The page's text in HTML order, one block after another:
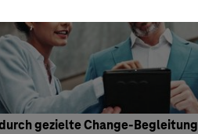
gezielte Change-Begleitung